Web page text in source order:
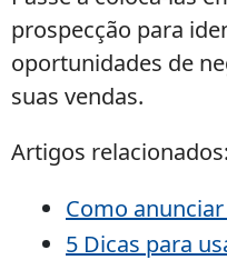
prospecção para
oportunidades de
suas vendas.
Artigos relacionados:
Como
5 Dicas para